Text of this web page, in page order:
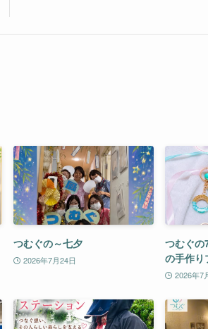
つむぐの～七夕
2026年7月24日
つむぐ
の手作り
2026年7